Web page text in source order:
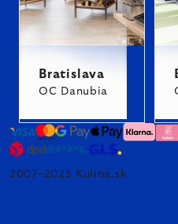
Bratislava
OC Danubia
2007–2025 Kulina.sk